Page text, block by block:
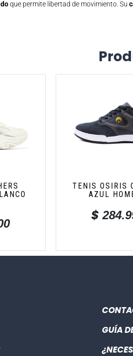
que permite libertad de movimiento. Su
TENIS OSIRIS
AZUL
$
GUÍA